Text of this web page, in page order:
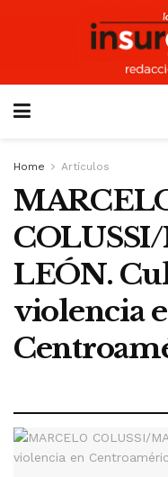
Home Artículos
LEÓN.
violencia